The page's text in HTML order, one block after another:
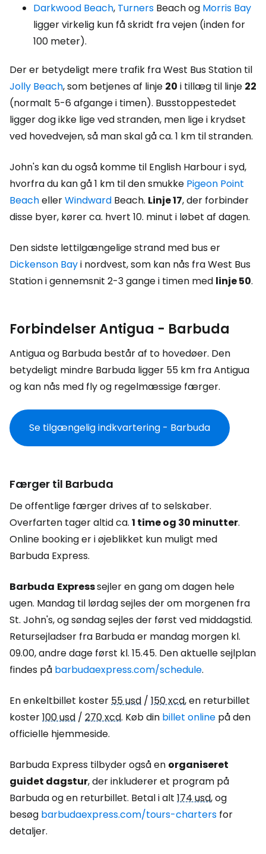
Darkwood Beach, Turners Beach og Morris Bay
ligger virkelig kun få skridt fra vejen (inden for
100 meter).
Der er betydeligt mere trafik fra West Bus Station til
Jolly Beach, som betjenes af linje 20 i tillæg til linje 22
(normalt 5-6 afgange i timen). Busstoppestedet
ligger dog ikke lige ved stranden, men lige i krydset
ved hovedvejen, så man skal gå ca. 1 km til stranden.
John's kan du også komme til English Harbour i syd,
hvorfra du kan gå 1 km til den smukke Pigeon Point
BeachellerWindward Beach. Linje 17, der forbinder
disse byer, kører ca. hvert 10. minut i løbet af dagen.
Den sidste lettilgængelige strand med bus er
Dickenson Bayi nordvest, som kan nås fra West Bus
Station i gennemsnit 2-3 gange i timen med linje 50.
Forbindelser Antigua - Barbuda
Antigua og Barbuda består af to hovedøer. Den
betydeligt mindre Barbuda ligger 55 km fra Antigua
og kan nås med fly og regelmæssige færger.
Se tilgængelig indkvartering - Barbuda
Færger til Barbuda
De offentlige færger drives af to selskaber.
Overfarten tager altid ca. 1 time og 30 minutter.
Online booking er i øjeblikket kun muligt med
Barbuda Express.
Barbuda Expresssejler en gang om dagen hele
ugen. Mandag til lørdag sejles der om morgenen fra
St. John's, og søndag sejles der først ved middagstid.
Retursejladser fra Barbuda er mandag morgen kl.
09.00, andre dage først kl. 15.45. Den aktuelle sejlplan
findes på barbudaexpress.com/schedule.
En enkeltbillet koster55 usd / 150 xcd, en returbillet
koster100 usd / 270 xcd. Køb din billet online på den
officielle hjemmeside.
Barbuda Express tilbyder også en organiseret
guidet dagstur, der inkluderer et program på
Barbuda og en returbillet. Betal i alt 174 usd, og
besøg barbudaexpress.com/tours-charters for
detaljer.